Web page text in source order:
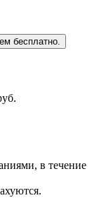
бесплатно.
в течение